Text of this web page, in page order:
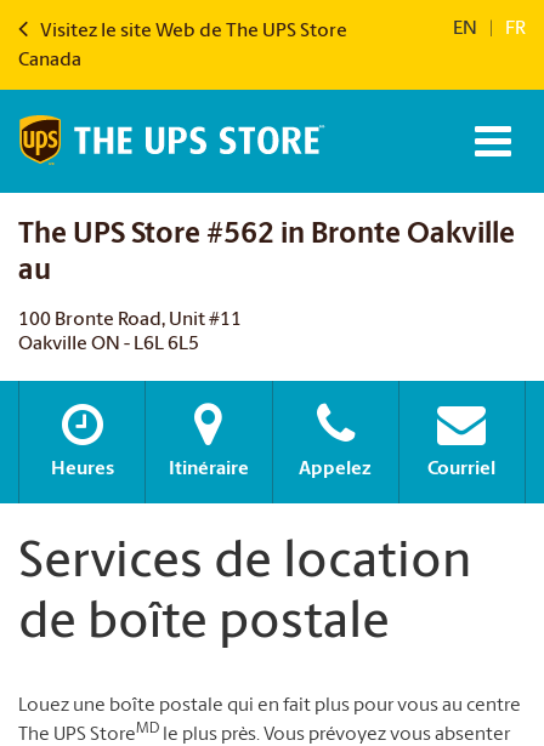
Visitez le site Web de The UPS Store
Canada
EN FR
The UPS Store #562 in Bronte Oakville
au
100 Bronte Road, Unit #11
Oakville ON - L6L 6L5
Heures Itinéraire Appelez Courriel
Services de location
de boîte postale
Louez une boîte postale qui en fait plus pour vous au centre
The UPS StoreMD
le plus près. Vous prévoyez vous absenter